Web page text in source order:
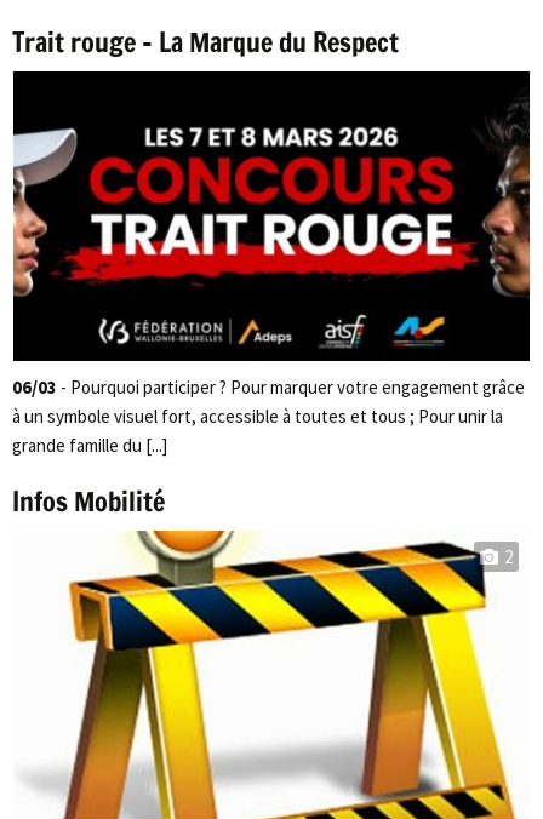
Trait rouge – La Marque du Respect
06/03 - Pourquoi participer ? Pour marquer votre engagement grâce
à un symbole visuel fort, accessible à toutes et tous ; Pour unir la
grande famille du [...]
Infos Mobilité
2